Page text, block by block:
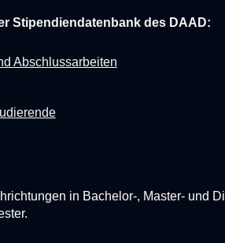
Stipendiendatenbank des DAAD:
Abschlussarbeiten
in Bachelor-, Master- und